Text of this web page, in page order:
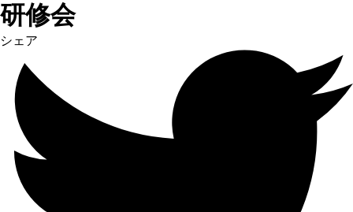
研修会
シェア